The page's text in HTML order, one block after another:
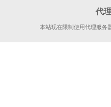
代
本站现在限制使用代理服务